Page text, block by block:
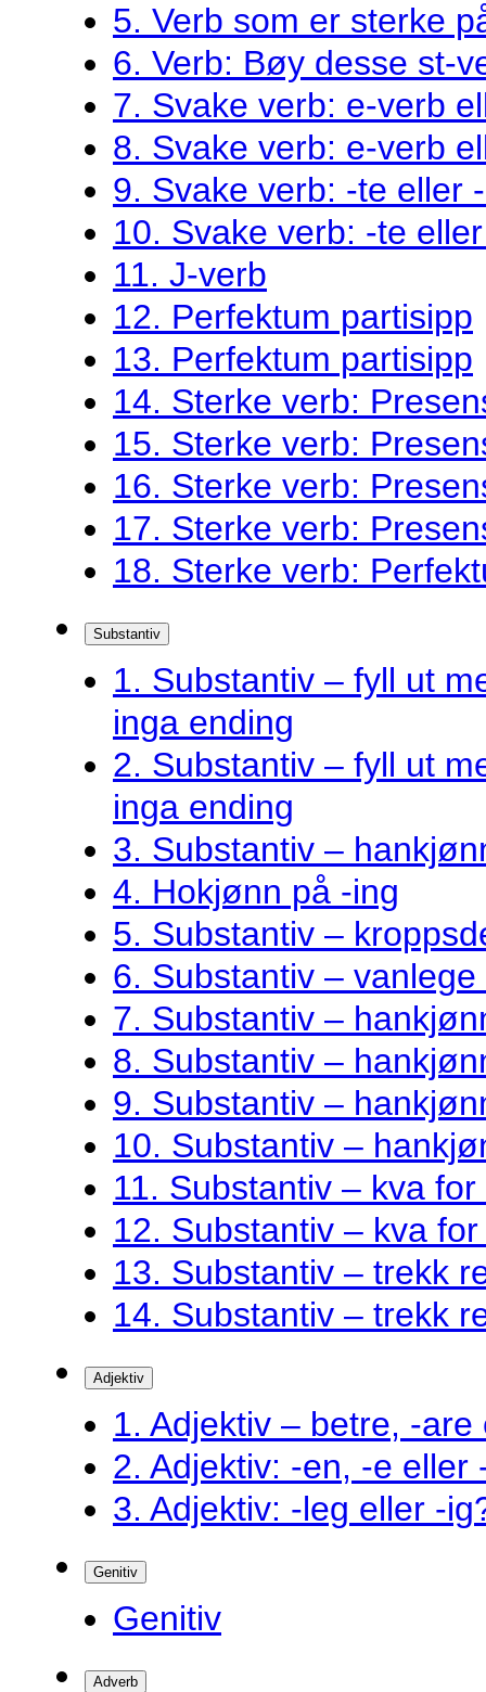
5. Verb som er sterke
6. Verb: Bøy desse st-
7. Svake verb: e-verb
8. Svake verb: e-verb
9. Svake verb: -te eller
10. Svake verb: -te
11. J-verb
12. Perfektum partisipp
13. Perfektum partisipp
14. Sterke verb:
15. Sterke verb:
16. Sterke verb:
17. Sterke verb:
18. Sterke verb:
Substantiv
1. Substantiv – fyll ut
inga ending
2. Substantiv – fyll ut
inga ending
3. Substantiv –
4. Hokjønn på -ing
5. Substantiv –
6. Substantiv –
7. Substantiv –
8. Substantiv –
9. Substantiv –
10. Substantiv –
11. Substantiv – kva
12. Substantiv – kva
13. Substantiv – trekk
14. Substantiv – trekk
Adjektiv
1. Adjektiv – betre, -are
2. Adjektiv: -en, -e eller
3. Adjektiv: -leg eller -
Genitiv
Genitiv
Adverb